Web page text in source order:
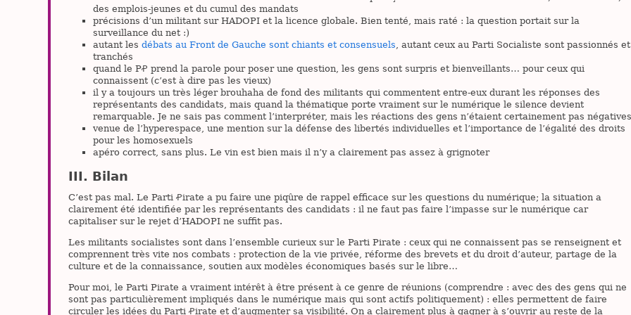
des emplois-jeunes et du cumul des mandats
précisions d’un militant sur HADOPI et la licence globale. Bien tenté, mais raté : la question portait sur la
surveillance du net :)
autant les débats au Front de Gauche sont chiants et consensuels, autant ceux au Parti Socialiste sont passionnés et
tranchés
quand le PꝒ prend la parole pour poser une question, les gens sont surpris et bienveillants… pour ceux qui
connaissent (c’est à dire pas les vieux)
il y a toujours un très léger brouhaha de fond des militants qui commentent entre-eux durant les réponses des
représentants des candidats, mais quand la thématique porte vraiment sur le numérique le silence devient
remarquable. Je ne sais pas comment l’interpréter, mais les réactions des gens n’étaient certainement pas négatives
venue de l’hyperespace, une mention sur la défense des libertés individuelles et l’importance de l’égalité des droits
pour les homosexuels
apéro correct, sans plus. Le vin est bien mais il n’y a clairement pas assez à grignoter
Bilan
C’est pas mal. Le Parti Ꝓirate a pu faire une piqûre de rappel efficace sur les questions du numérique; la situation a
clairement été identifiée par les représentants des candidats : il ne faut pas faire l’impasse sur le numérique car
capitaliser sur le rejet d’HADOPI ne suffit pas.
Les militants socialistes sont dans l’ensemble curieux sur le Parti Pirate : ceux qui ne connaissent pas se renseignent et
comprennent très vite nos combats : protection de la vie privée, réforme des brevets et du droit d’auteur, partage de la
culture et de la connaissance, soutien aux modèles économiques basés sur le libre…
Pour moi, le Parti Pirate a vraiment intérêt à être présent à ce genre de réunions (comprendre : avec des des gens qui ne
sont pas particulièrement impliqués dans le numérique mais qui sont actifs politiquement) : elles permettent de faire
circuler les idées du Parti Ꝓirate et d’augmenter sa visibilité. On a clairement plus à gagner à s’ouvrir au reste de la